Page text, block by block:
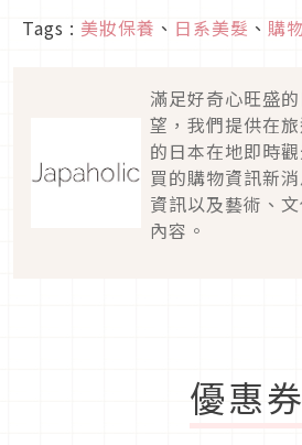
Tags : 美妝保養 、 日系美髮 、 購
滿足好奇心旺盛
望，我們提供在
的日本在地即時
買的購物資訊新
資訊以及藝術、
內容。
優惠券